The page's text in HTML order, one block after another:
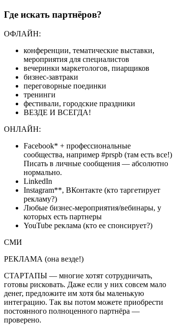
Где искать партнёров?
ОФЛАЙН:
конференции, тематические выставки,
мероприятия для специалистов
вечеринки маркетологов, пиарщиков
бизнес-завтраки
переговорные поединки
тренинги
фестивали, городские праздники
ВЕЗДЕ И ВСЕГДА!
ОНЛАЙН:
Facebook* + профессиональные
сообщества, например #prspb (там есть все!)
Писать в личные сообщения — абсолютно
нормально.
LinkedIn
Instagram**, ВКонтакте (кто таргетирует
рекламу?)
Любые бизнес-мероприятия/вебинары, у
которых есть партнеры
YouTube реклама (кто ее спонсирует?)
СМИ
РЕКЛАМА (она везде!)
СТАРТАПЫ — многие хотят сотрудничать,
готовы рисковать. Даже если у них совсем мало
денег, предложите им хотя бы маленькую
интеграцию. Так вы потом можете приобрести
постоянного полноценного партнёра —
проверено.